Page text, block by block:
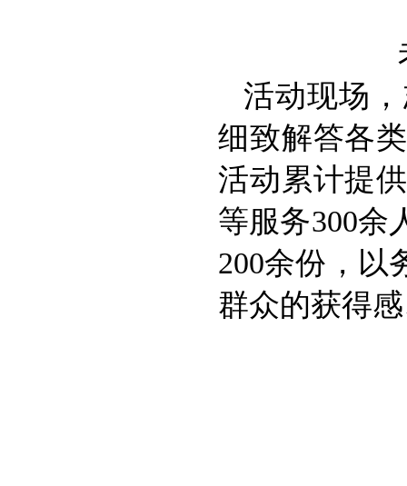
活动现场
细致解答各
活动累计提
等服务300余
200余份，以
群众的获得